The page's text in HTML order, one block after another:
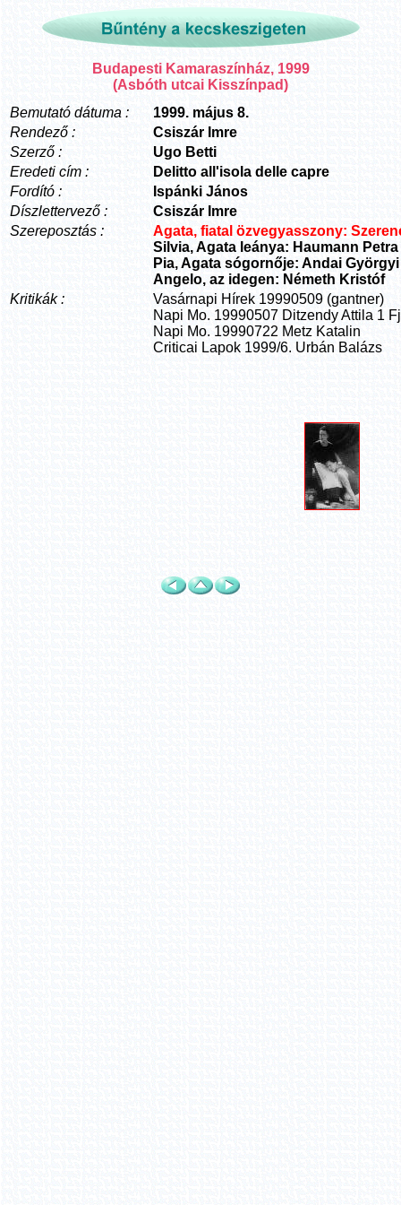
Budapesti Kamaraszínház, 1999
(Asbóth utcai Kisszínpad)
Bemutató dátuma :
1999. május 8.
Rendező :
Csiszár Imre
Szerző :
Ugo Betti
Eredeti cím :
Delitto all'isola delle capre
Fordító :
Ispánki János
Díszlettervező :
Csiszár Imre
Szereposztás :
Agata, fiatal özvegyasszony:
Silvia, Agata leánya: Haumann Petra
Pia, Agata sógornője: Andai Györgyi
Angelo, az idegen: Németh Kristóf
Kritikák :
Vasárnapi Hírek 19990509 (gantner)
Napi Mo. 19990507 Ditzendy Attila 1 Fj
Napi Mo. 19990722 Metz Katalin
Criticai Lapok 1999/6. Urbán Balázs